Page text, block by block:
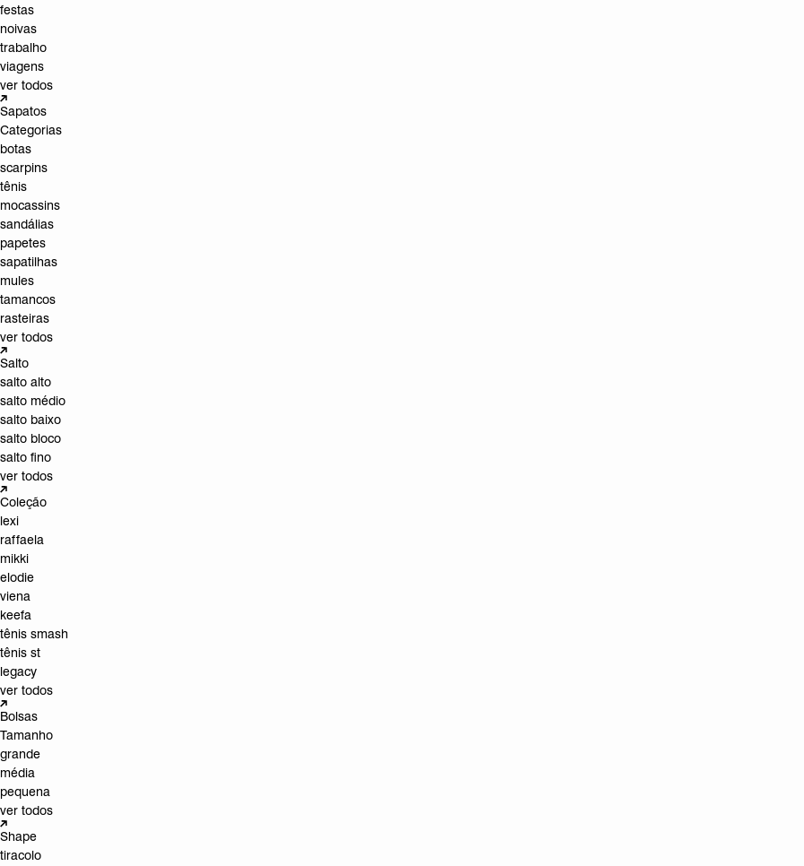
festas
noivas
trabalho
viagens
ver todos
Sapatos
Categorias
botas
scarpins
tênis
mocassins
sandálias
papetes
sapatilhas
mules
tamancos
rasteiras
ver todos
Salto
salto alto
salto médio
salto baixo
salto bloco
salto fino
ver todos
Coleção
lexi
raffaela
mikki
elodie
viena
keefa
tênis smash
tênis st
legacy
ver todos
Bolsas
Tamanho
grande
média
pequena
ver todos
Shape
tiracolo